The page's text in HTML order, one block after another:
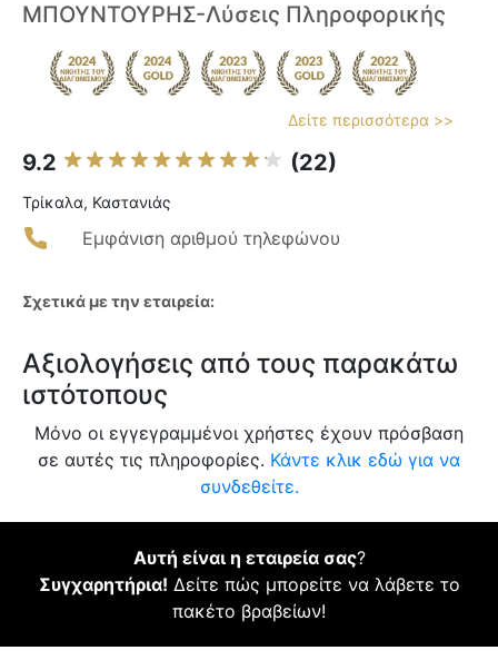
ΜΠΟΥΝΤΟΥΡΗΣ-Λύσεις Πληροφορικής
Δείτε περισσότερα >>
9.2 (22)
Τρίκαλα, Καστανιάς
Εμφάνιση αριθμού τηλεφώνου
Σχετικά με την εταιρεία:
Αξιολογήσεις από τους παρακάτω
ιστότοπους
Μόνο οι εγγεγραμμένοι χρήστες έχουν πρόσβαση
σε αυτές τις πληροφορίες. Κάντε κλικ εδώ για να
συνδεθείτε.
Αυτή είναι η εταιρεία σας?
Συγχαρητήρια! Δείτε πώς μπορείτε να λάβετε το
πακέτο βραβείων!